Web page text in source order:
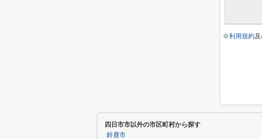
※利用規約
四日市市以外の市区町村から探す
鈴鹿市